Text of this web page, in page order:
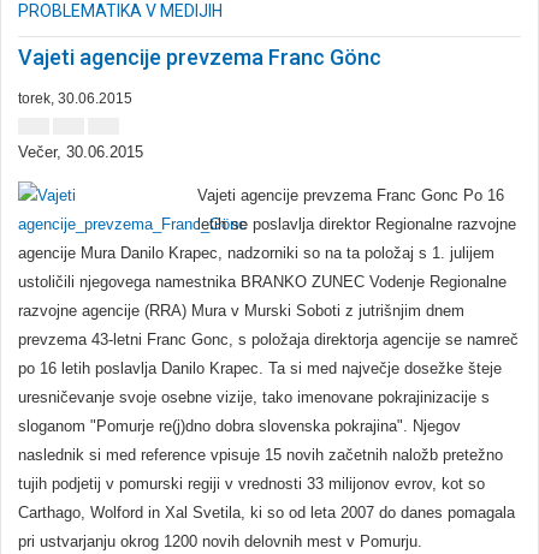
NAHAJATE SE: ZAKONODAJA
PROBLEMATIKA V MEDIJIH
Vajeti agencije prevzema Franc Gönc
torek, 30.06.2015
Večer, 30.06.2015
Vajeti agencije prevzema Franc Gonc Po 16
letih se poslavlja direktor Regionalne razvojne
agencije Mura Danilo Krapec, nadzorniki so na ta položaj s 1. julijem
ustoličili njegovega namestnika BRANKO ZUNEC Vodenje Regionalne
razvojne agencije (RRA) Mura v Murski Soboti z jutrišnjim dnem
prevzema 43-letni Franc Gonc, s položaja direktorja agencije se namreč
po 16 letih poslavlja Danilo Krapec. Ta si med največje dosežke šteje
uresničevanje svoje osebne vizije, tako imenovane pokrajinizacije s
sloganom "Pomurje re(j)dno dobra slovenska pokrajina". Njegov
naslednik si med reference vpisuje 15 novih začetnih naložb pretežno
tujih podjetij v pomurski regiji v vrednosti 33 milijonov evrov, kot so
Carthago, Wolford in Xal Svetila, ki so od leta 2007 do danes pomagala
pri ustvarjanju okrog 1200 novih delovnih mest v Pomurju.